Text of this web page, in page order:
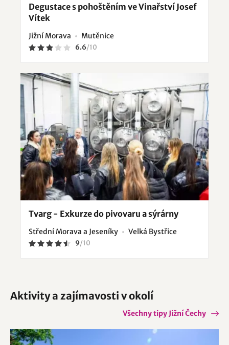
Degustace s pohoštěním ve Vinařství Josef
Vítek
Jižní Morava Mutěnice
6.6/10
Tvarg - Exkurze do pivovaru a sýrárny
Střední Morava a Jeseníky Velká Bystřice
9/10
Aktivity a zajímavosti v okolí
Všechny tipy Jižní Čechy